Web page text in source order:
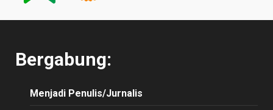
Bergabung:
Menjadi Penulis/Jurnalis